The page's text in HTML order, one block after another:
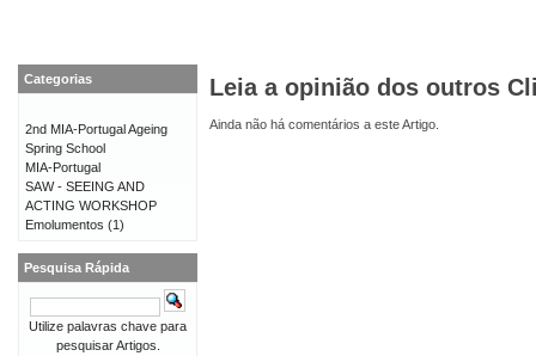
Leia a opinião dos outros
Ainda não há comentários a este Artigo.
Categorias
2nd MIA-Portugal Ageing
Spring School
MIA-Portugal
SAW - SEEING AND
ACTING WORKSHOP
Emolumentos (1)
Pesquisa Rápida
Utilize palavras chave para
pesquisar Artigos.